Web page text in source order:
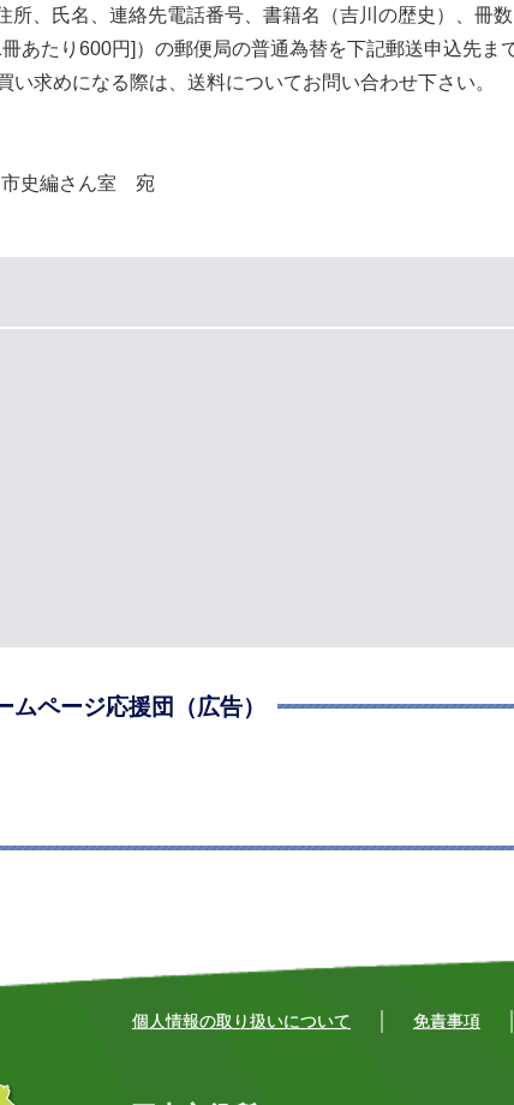
、氏名、連絡先電話番号、書籍名（吉川の歴史）、冊
円]）の郵便局の普通為替を下記郵送申込先ま
なる際は、送料についてお問い合わせ下さい。
史編さん室 宛
ムページ応援団（広告）
個人情報の取り扱いについて 免責事項